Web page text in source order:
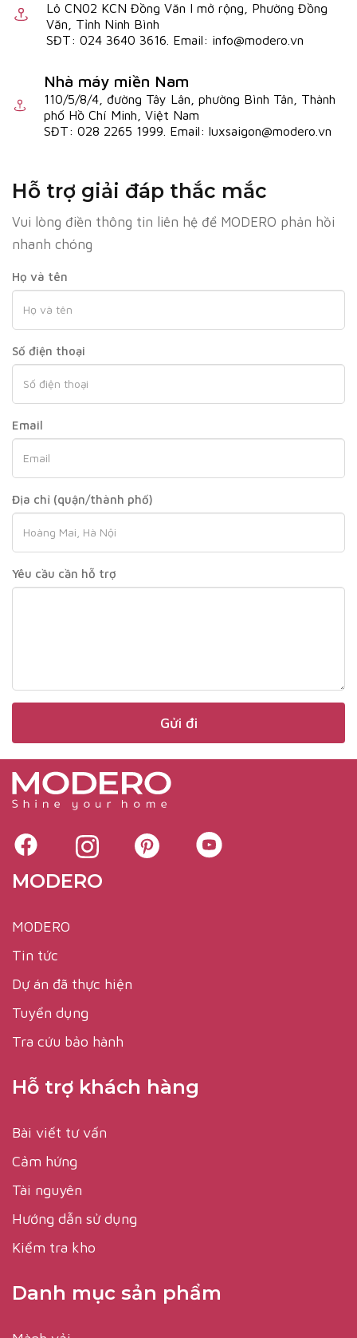
Lô CN02 KCN Đồng Văn I mở rộng, Phường Đồng
Văn, Tỉnh Ninh Bình
SĐT: 024 3640 3616. Email: info@modero.vn
Nhà máy miền Nam
110/5/8/4, đường Tây Lân, phường Bình Tân, Thành
phố Hồ Chí Minh, Việt Nam
SĐT: 028 2265 1999. Email: luxsaigon@modero.vn
Hỗ trợ giải đáp thắc mắc
Vui lòng điền thông tin liên hệ để MODERO phản hồi
nhanh chóng
Họ và tên
Số điện thoại
Email
Địa chỉ (quận/thành phố)
Yêu cầu cần hỗ trợ
MODERO
MODERO
Tin tức
Dự án đã thực hiện
Tuyển dụng
Tra cứu bảo hành
Hỗ trợ khách hàng
Bài viết tư vấn
Cảm hứng
Tài nguyên
Hướng dẫn sử dụng
Kiểm tra kho
Danh mục sản phẩm